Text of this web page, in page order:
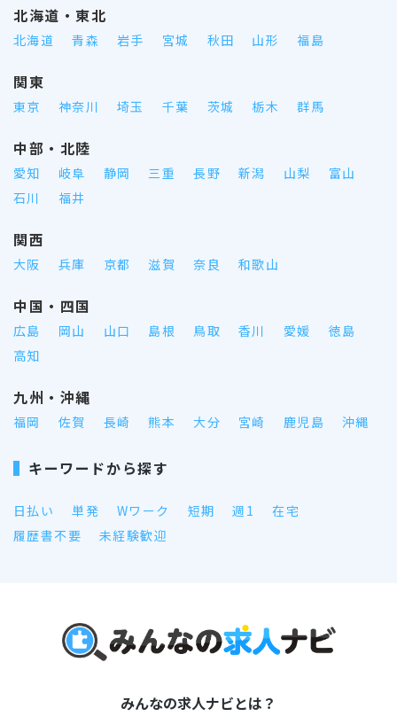
北海道・東北
北海道 青森 岩手 宮城 秋田 山形 福島
関東
東京 神奈川 埼玉 千葉 茨城 栃木 群馬
中部・北陸
愛知 岐阜 静岡 三重 長野 新潟 山梨
富山
石川
福井
関西
大阪 兵庫 京都 滋賀 奈良 和歌山
中国・四国
広島 岡山 山口 島根 鳥取 香川 愛媛
徳島
高知
九州・沖縄
福岡 佐賀 長崎 熊本 大分 宮崎 鹿児島 沖縄
キーワードから探す
日払い 単発 Wワーク 短期 週1
在宅
履歴書不要
未経験歓迎
みんなの求人ナビとは？